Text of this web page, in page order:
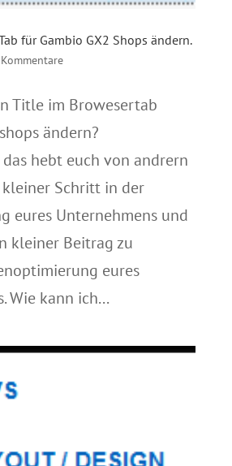
für Gambio GX2 Shops ändern.
Title im Browesertab
ändern?
hebt euch von andrern
Schritt in der
eures Unternehmens und
kleiner Beitrag zu
eures
Wie kann ich...